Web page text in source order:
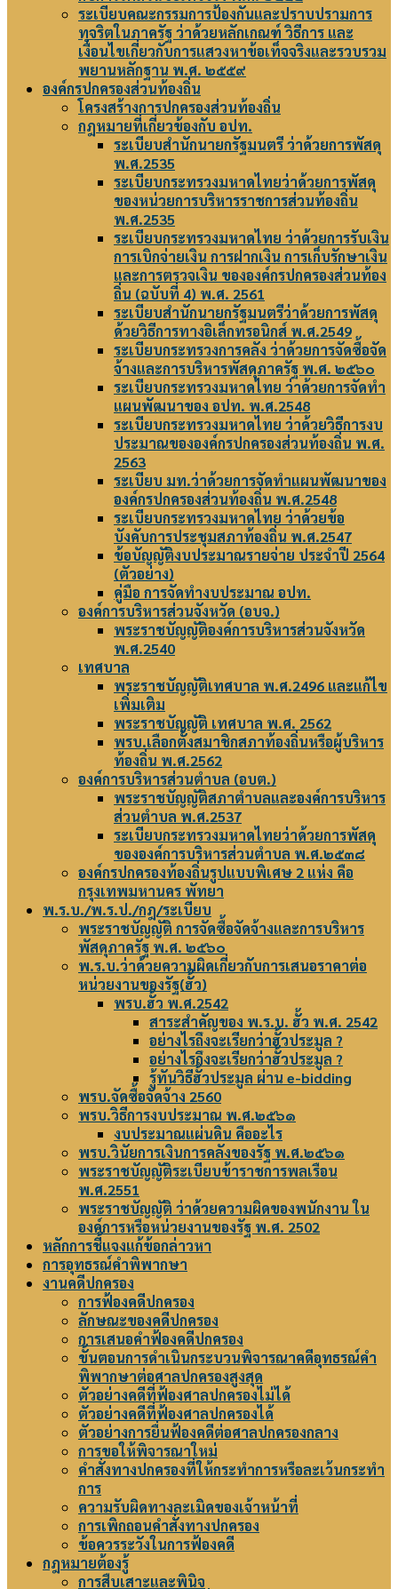
ระเบียบคณะกรรมการป้องกันและปราบปรามการ
ทุจริตในภาครัฐ ว่าด้วยหลักเกณฑ์ วิธีการ และ
เงื่อนไขเกี่ยวกับการแสวงหาข้อเท็จจริงและรวบรวม
พยานหลักฐาน พ.ศ. ๒๕๕๙
องค์กรปกครองส่วนท้องถิ่น
โครงสร้างการปกครองส่วนท้องถิ่น
กฎหมายที่เกี่ยวข้องกับ อปท.
ระเบียบสำนักนายกรัฐมนตรี ว่าด้วยการพัสดุ
พ.ศ.2535
ระเบียบกระทรวงมหาดไทยว่าด้วยการพัสดุ
ของหน่วยการบริหารราชการส่วนท้องถิ่น
พ.ศ.2535
ระเบียบกระทรวงมหาดไทย ว่าด้วยการรับเงิน
การเบิกจ่ายเงิน การฝากเงิน การเก็บรักษาเงิน
และการตรวจเงิน ขององค์กรปกครองส่วนท้อง
ถิ่น (ฉบับที่ 4) พ.ศ. 2561
ระเบียบสำนักนายกรัฐมนตรีว่าด้วยการพัสดุ
ด้วยวิธีการทางอิเล็กทรอนิกส์ พ.ศ.2549
ระเบียบกระทรวงการคลัง ว่าด้วยการจัดซื้อจัด
จ้างและการบริหารพัสดุภาครัฐ พ.ศ. ๒๕๖๐
ระเบียบกระทรวงมหาดไทย ว่าด้วยการจัดทำ
แผนพัฒนาของ อปท. พ.ศ.2548
ระเบียบกระทรวงมหาดไทย ว่าด้วยวิธีการงบ
ประมาณขององค์กรปกครองส่วนท้องถิ่น พ.ศ.
2563
ระเบียบ มท.ว่าด้วยการจัดทำแผนพัฒนาของ
องค์กรปกครองส่วนท้องถิ่น พ.ศ.2548
ระเบียบกระทรวงมหาดไทย ว่าด้วยข้อ
บังคับการประชุมสภาท้องถิ่น พ.ศ.2547
ข้อบัญญัติงบประมาณรายจ่าย ประจำปี 2564
(ตัวอย่าง)
คู่มือ การจัดทำงบประมาณ อปท.
องค์การบริหารส่วนจังหวัด (อบจ.)
พระราชบัญญัติองค์การบริหารส่วนจังหวัด
พ.ศ.2540
เทศบาล
พระราชบัญญัติเทศบาล พ.ศ.2496 และแก้ไข
เพิ่มเติม
พระราชบัญญัติ เทศบาล พ.ศ. 2562
พรบ.เลือกตั้งสมาชิกสภาท้องถิ่นหรือผู้บริหาร
ท้องถิ่น พ.ศ.2562
องค์การบริหารส่วนตำบล (อบต.)
พระราชบัญญัติสภาตำบลและองค์การบริหาร
ส่วนตำบล พ.ศ.2537
ระเบียบกระทรวงมหาดไทยว่าด้วยการพัสดุ
ขององค์การบริหารส่วนตำบล พ.ศ.๒๕๓๘
องค์กรปกครองท้องถิ่นรูปแบบพิเศษ 2 แห่ง คือ
กรุงเทพมหานคร พัทยา
พ.ร.บ./พ.ร.ป./กฎ/ระเบียบ
พระราชบัญญัติ การจัดซื้อจัดจ้างและการบริหาร
พัสดุภาครัฐ พ.ศ. ๒๕๖๐
พ.ร.บ.ว่าด้วยความผิดเกี่ยวกับการเสนอราคาต่อ
หน่วยงานของรัฐ(ฮั้ว)
พรบ.ฮั้ว พ.ศ.2542
สาระสำคัญของ พ.ร.บ. ฮั้ว พ.ศ. 2542
อย่างไรถึงจะเรียกว่าฮั้วประมูล ?
อย่างไรถึงจะเรียกว่าฮั้วประมูล ?
รู้ทันวิธีฮั้วประมูล ผ่าน e-bidding
พรบ.จัดซื้อจัดจ้าง 2560
พรบ.วิธีการงบประมาณ พ.ศ.๒๕๖๑
งบประมาณแผ่นดิน คืออะไร
พรบ.วินัยการเงินการคลังของรัฐ พ.ศ.๒๕๖๑
พระราชบัญญัติระเบียบข้าราชการพลเรือน
พ.ศ.2551
พระราชบัญญัติ ว่าด้วยความผิดของพนักงาน ใน
องค์การหรือหน่วยงานของรัฐ พ.ศ. 2502
หลักการชี้แจงแก้ข้อกล่าวหา
การอุทธรณ์คำพิพากษา
งานคดีปกครอง
การฟ้องคดีปกครอง
ลักษณะของคดีปกครอง
การเสนอคำฟ้องคดีปกครอง
ขั้นตอนการดำเนินกระบวนพิจารณาคดีอุทธรณ์คำ
พิพากษาต่อศาลปกครองสูงสุด
ตัวอย่างคดีที่ฟ้องศาลปกครองไม่ได้
ตัวอย่างคดีที่ฟ้องศาลปกครองได้
ตัวอย่างการยื่นฟ้องคดีต่อศาลปกครองกลาง
การขอให้พิจารณาใหม่
คำสั่งทางปกครองที่ให้กระทำการหรือละเว้นกระทำ
การ
ความรับผิดทางละเมิดของเจ้าหน้าที่
การเพิกถอนคำสั่งทางปกครอง
ข้อควรระวังในการฟ้องคดี
กฎหมายต้องรู้
การสืบเสาะและพินิจ